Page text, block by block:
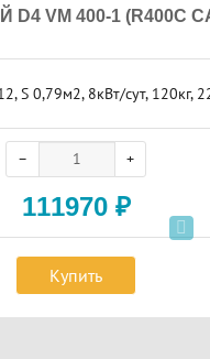
VM 400-1 (R400C
S 0,79м2, 8кВт/сут, 120кг,
111970 ₽
Купить